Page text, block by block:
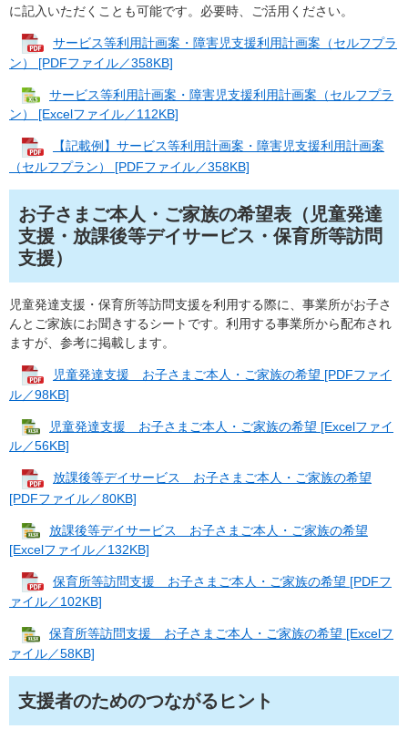
に記入いただくことも可能です。必要時、ご活用ください。
サービス等利用計画案・障害児支援利用計画案（セルフプラ
ン） [PDFファイル／358KB]
サービス等利用計画案・障害児支援利用計画案（セルフプラ
ン） [Excelファイル／112KB]
【記載例】サービス等利用計画案・障害児支援利用計画案
（セルフプラン） [PDFファイル／358KB]
お子さまご本人・ご家族の希望表（児童発達
支援・放課後等デイサービス・保育所等訪問
支援）
児童発達支援・保育所等訪問支援を利用する際に、事業所がお子さ
んとご家族にお聞きするシートです。利用する事業所から配布され
ますが、参考に掲載します。
児童発達支援 お子さまご本人・ご家族の希望 [PDFファイ
ル／98KB]
児童発達支援 お子さまご本人・ご家族の希望 [Excelファイ
ル／56KB]
放課後等デイサービス お子さまご本人・ご家族の希望
[PDFファイル／80KB]
放課後等デイサービス お子さまご本人・ご家族の希望
[Excelファイル／132KB]
保育所等訪問支援 お子さまご本人・ご家族の希望 [PDFフ
ァイル／102KB]
保育所等訪問支援 お子さまご本人・ご家族の希望 [Excelフ
ァイル／58KB]
支援者のためのつながるヒント